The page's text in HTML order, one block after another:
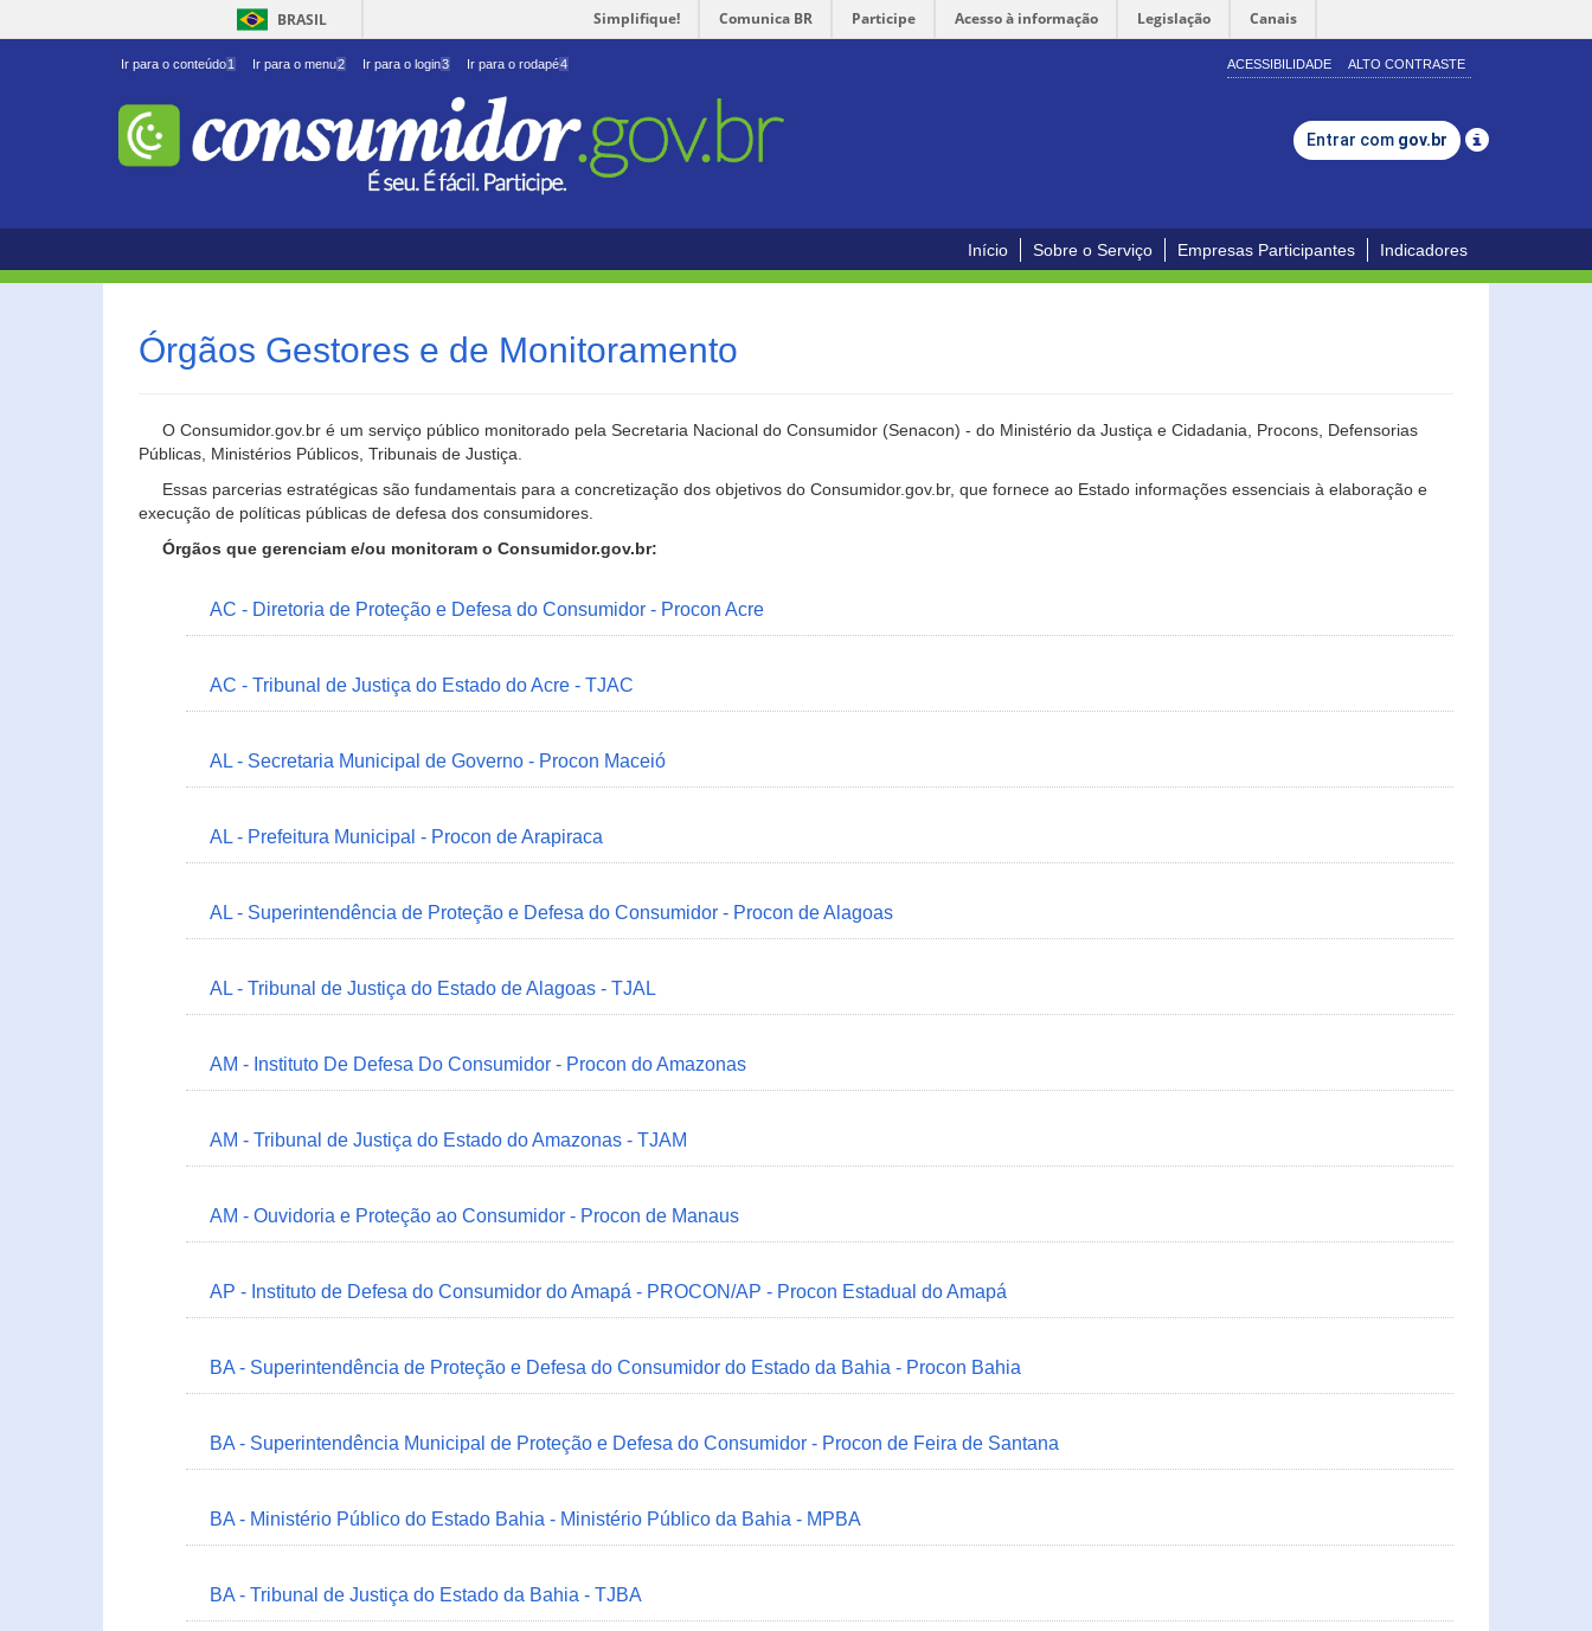
BRASIL Simplifique! Comunica BR Participe Acesso à informação Legislação Canais
Ir para o conteúdo1 Ir para o menu2 Ir para o login3 Ir para o rodapé4 ACESSIBILIDADE ALTO CONTRASTE
Entrar com gov.br
Início Sobre o Serviço Empresas Participantes Indicadores
Órgãos Gestores e de Monitoramento
O Consumidor.gov.br é um serviço público monitorado pela Secretaria Nacional do Consumidor (Senacon) - do Ministério da Justiça e Cidadania, Procons, Defensorias
Públicas, Ministérios Públicos, Tribunais de Justiça.
Essas parcerias estratégicas são fundamentais para a concretização dos objetivos do Consumidor.gov.br, que fornece ao Estado informações essenciais à elaboração e
execução de políticas públicas de defesa dos consumidores.
Órgãos que gerenciam e/ou monitoram o Consumidor.gov.br:
AC - Diretoria de Proteção e Defesa do Consumidor - Procon Acre
AC - Tribunal de Justiça do Estado do Acre - TJAC
AL - Secretaria Municipal de Governo - Procon Maceió
AL - Prefeitura Municipal - Procon de Arapiraca
AL - Superintendência de Proteção e Defesa do Consumidor - Procon de Alagoas
AL - Tribunal de Justiça do Estado de Alagoas - TJAL
AM - Instituto De Defesa Do Consumidor - Procon do Amazonas
AM - Tribunal de Justiça do Estado do Amazonas - TJAM
AM - Ouvidoria e Proteção ao Consumidor - Procon de Manaus
AP - Instituto de Defesa do Consumidor do Amapá - PROCON/AP - Procon Estadual do Amapá
BA - Superintendência de Proteção e Defesa do Consumidor do Estado da Bahia - Procon Bahia
BA - Superintendência Municipal de Proteção e Defesa do Consumidor - Procon de Feira de Santana
BA - Ministério Público do Estado Bahia - Ministério Público da Bahia - MPBA
BA - Tribunal de Justiça do Estado da Bahia - TJBA